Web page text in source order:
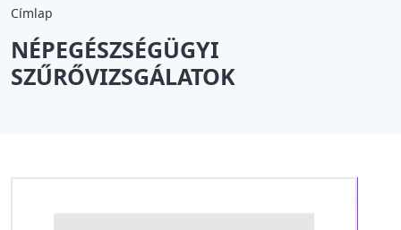
Címlap
NÉPEGÉSZSÉGÜGYI
SZŰRŐVIZSGÁLATOK